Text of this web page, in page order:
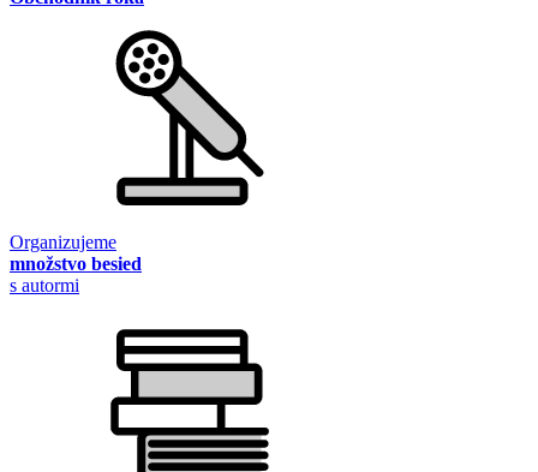
Organizujeme
množstvo besied
s autormi